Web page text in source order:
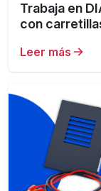
Trabaja en
con
Leer más